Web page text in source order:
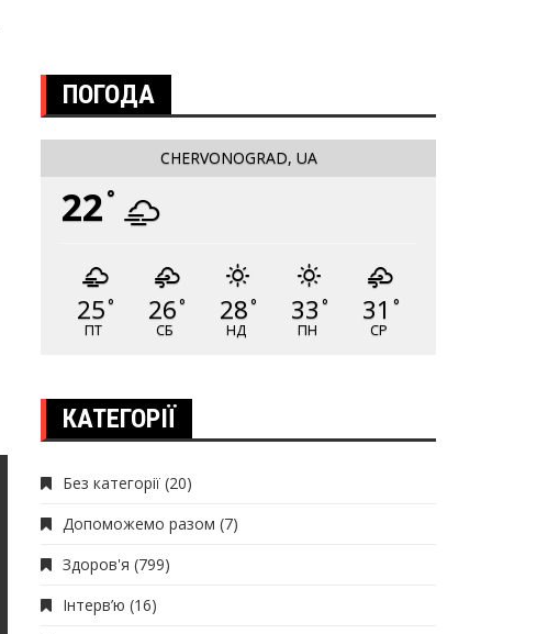
ПОГОДА
CHERVONOGRAD, UA
22 °
25°
ПТ
26°
СБ
28°
НД
33 °
ПН
31 °
СР
КАТЕГОРІЇ
Без категорії (20)
Допоможемо разом (7)
Здоров'я (799)
Інтерв’ю (16)